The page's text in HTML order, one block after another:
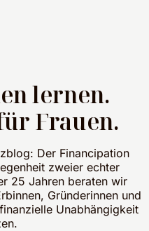
lernen.
Frauen.
Der Financipation
zweier echter
25 Jahren beraten wir
Gründerinnen und
Unabhängigkeit